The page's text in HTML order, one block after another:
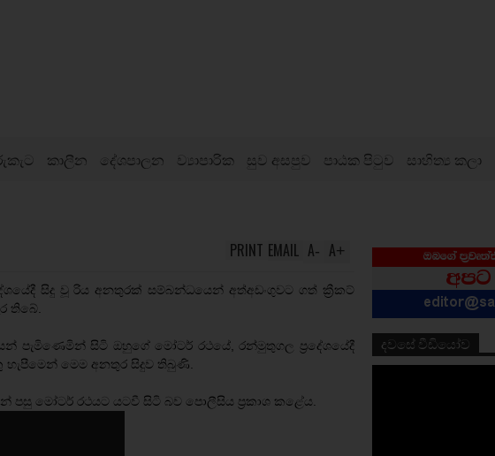
කාලීන දේශපාලන ව්‍යාපාරික සුව අසපුව පාඨක පිටුව සාහිත්‍ය කලා
A+
A-
EMAIL
PRINT
සිදු වූ රිය අනතුරක් සම්බන්ධයෙන් අත්අඩංගුවට ගත් ක්‍රීකට්
තිබේ.
පැමිණෙමින් සිටි ඔහුගේ මෝටර් රථයේ, රන්මුතුගල ප්‍රදේශයේදී
මෙම අනතුර සිදුව තිබුණි.
මෝටර් රථයට යටවී සිටි බව පොලීසිය ප්‍රකාශ කළේය.
දවසේ වීඩියෝව